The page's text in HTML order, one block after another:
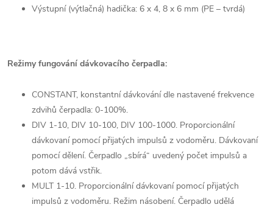
Výstupní (výtlačná) hadička: 6 x 4, 8 x 6 mm (PE – tvrdá)
Režimy fungování dávkovacího čerpadla:
CONSTANT, konstantní dávkování dle nastavené frekvence
zdvihů čerpadla: 0-100%.
DIV 1-10, DIV 10-100, DIV 100-1000. Proporcionální
dávkovaní pomocí přijatých impulsů z vodoměru. Dávkovaní
pomocí dělení. Čerpadlo „sbírá“ uvedený počet impulsů a
potom dává vstřik.
MULT 1-10. Proporcionální dávkovaní pomocí přijatých
impulsů z vodoměru. Režim násobení. Čerpadlo udělá